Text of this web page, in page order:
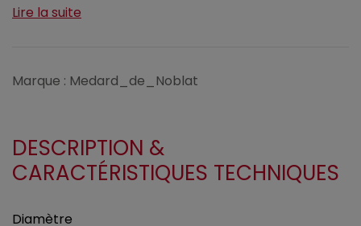
Lire la suite
Marque : Medard_de_Noblat
DESCRIPTION &
CARACTÉRISTIQUES TECHNIQUES
Diamètre